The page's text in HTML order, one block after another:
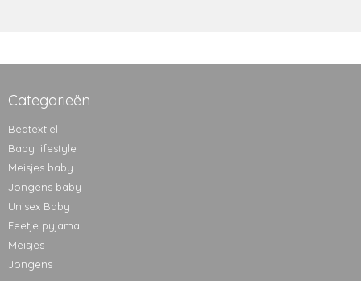
Categorieën
Bedtextiel
Baby lifestyle
Meisjes baby
Jongens baby
Unisex Baby
Feetje pyjama
Meisjes
Jongens